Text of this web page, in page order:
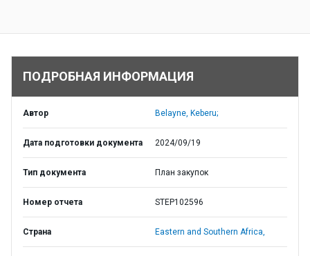
ПОДРОБНАЯ ИНФОРМАЦИЯ
Автор Belayne, Keberu;
Дата подготовки документа 2024/09/19
Тип документа План закупок
Номер отчета STEP102596
Страна Eastern and Southern Africa,